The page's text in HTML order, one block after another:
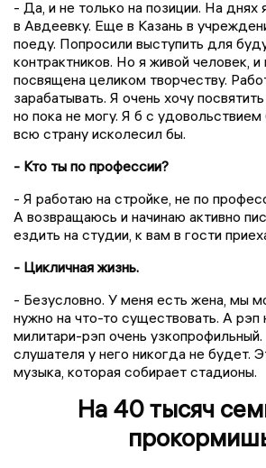
- Да, и не только на позиции. На
в Авдеевку. Еще в Казань в
поеду. Попросили выступить для
контрактников. Но я живой человек,
посвящена целиком творчеству.
зарабатывать. Я очень хочу
но пока не могу. Я б с
всю страну исколесил бы.
- Кто ты по профессии?
- Я работаю на стройке, не по
А возвращаюсь и начинаю активно
ездить на студии, к вам в гости
- Цикличная жизнь.
- Безусловно. У меня есть жена, мы
нужно на что-то существовать. А рэп
милитари-рэп очень
слушателя у него никогда не будет.
музыка, которая собирает стадионы.
На 40 тысяч